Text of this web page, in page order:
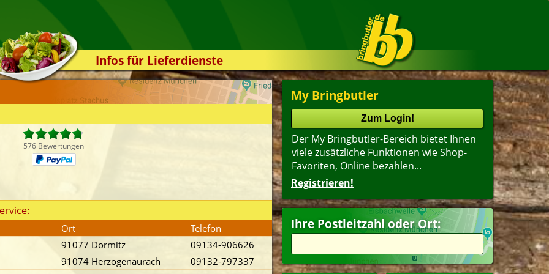
Infos für Lieferdienste
Kassensystem
Zuverlässigkeit
Kontakt
My Bringbutler
Der My Bringbutler-Bereich bietet Ihnen
viele zusätzliche Funktionen wie Shop-
Favoriten, Online bezahlen...
Registrieren!
Ihre Postleitzahl oder Ort:
576 Bewertungen
Ort
Telefon
91077 Dormitz
09134-906626
91074 Herzogenaurach
09132-797337